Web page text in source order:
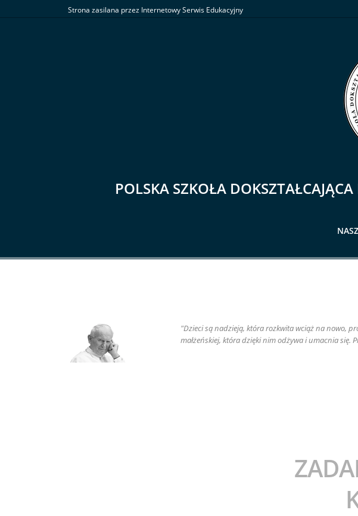
Strona zasilana przez Internetowy Serwis Edukacyjny
POLSKA SZKOŁA DOKSZTAŁCAJĄCA
"Dzieci są nadzieją, która rozkwita wciąż na nowo,
małżeńskiej, która dzięki nim odżywa i umacnia się.